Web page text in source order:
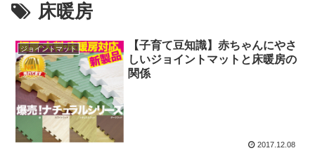
床暖房
ジョイントマット
【子育て豆知識】赤ちゃんにやさ
しいジョイントマットと床暖房の
関係
2017.12.08